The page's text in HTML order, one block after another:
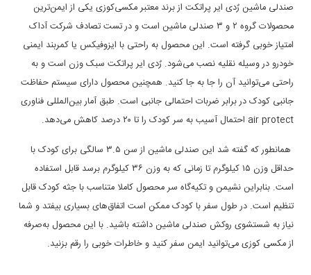
صندلی ماشین رٌدی ایر پراتکت از برند معتبر مکسی‌کوزی یکی از ایمن‌ترین
محصولات گروه ۲ و ۳ صندلی ماشین است و در تست تصادف شرکت آداک
امتیاز خوبی گرفته است. این محصول به راحتی با ایزوفیکس یا کمربند ایمنی
خودرو در وسیله نقلیه نصب می‌شود. رٌدی ایر پراتکت سبک وزن است و به
راحتی می‌توانید آن را جا به جا کنید. همچنین محصول دارای سیستم حفاظت
جانبی کودک در برابر ضربات احتمالی جانبی است. طبق آمار بین‌المللی فناوری
air protect احتمال آسیب به سر کودک را تا ۲۰ درصد کاهش می‌دهد.
همانطور که گفته شد این صندلی ماشین از سن ۳.۵ سالگی برای کودک با
حداقل وزن ۱۵ کیلوگرم تا زمانی که به وزن ۳۶ کیلوگرم برسد قابل استفاده
است. بنابراین نشیمن و تکیه‌گاه سر محصول کاملا متناسب با جثه کودک قابل
تنظیم است. در طول سفر با کودک ممکن است اتفاق‌های بسیاری بیفتد و شما
نیاز به شستشوی روکش صندلی ماشین داشته باشید. با این محصول به‌صرفه
از مکسی کوزی می‌توانید ایمن سفر کنید و خاطرات خوبی را رقم بزنید.